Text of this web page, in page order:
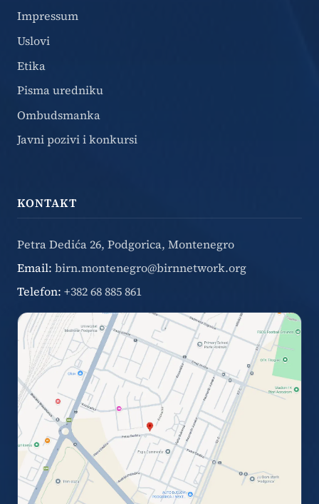
Impressum
Uslovi
Etika
Pisma uredniku
Ombudsmanka
Javni pozivi i konkursi
KONTAKT
Petra Dedića 26, Podgorica, Montenegro
Email: birn.montenegro@birnnetwork.org
Telefon: +382 68 885 861